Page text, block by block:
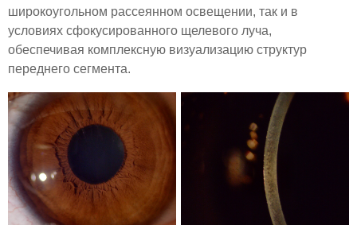
широкоугольном рассеянном освещении, так и в
условиях сфокусированного щелевого луча,
обеспечивая комплексную визуализацию структур
переднего сегмента.